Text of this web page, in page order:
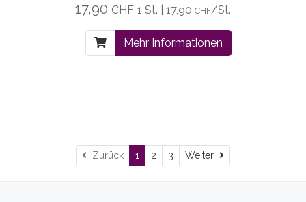
17,90 CHF 1 St. | 17,90 CHF/St.
Mehr Informationen
Zurück 1 2 3 Weiter Weiter